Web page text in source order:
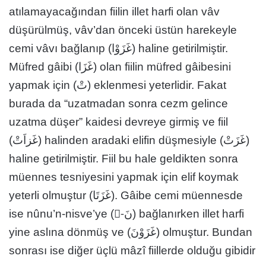
atılamayacağından fiilin illet harfi olan vâv
düşürülmüş, vâv’dan önceki üstün harekeyle
cemi vâvı bağlanıp (غَزَوْا) haline getirilmiştir.
Müfred gâibi (غَزَا) olan fiilin müfred gâibesini
yapmak için (تْ) eklenmesi yeterlidir. Fakat
burada da “uzatmadan sonra cezm gelince
uzatma düşer” kaidesi devreye girmiş ve fiil
(غَزاَتْ) halinden aradaki elifin düşmesiyle (غَزَتْ)
haline getirilmiştir. Fiil bu hale geldikten sonra
müennes tesniyesini yapmak için elif koymak
yeterli olmuştur (غَزَتَا). Gâibe cemi müennesde
ise nûnu’n-nisve’ye (-ْنَ) bağlanırken illet harfi
yine aslına dönmüş ve (غَزَوْنَ) olmuştur. Bundan
sonrası ise diğer üçlü mâzî fiillerde olduğu gibidir